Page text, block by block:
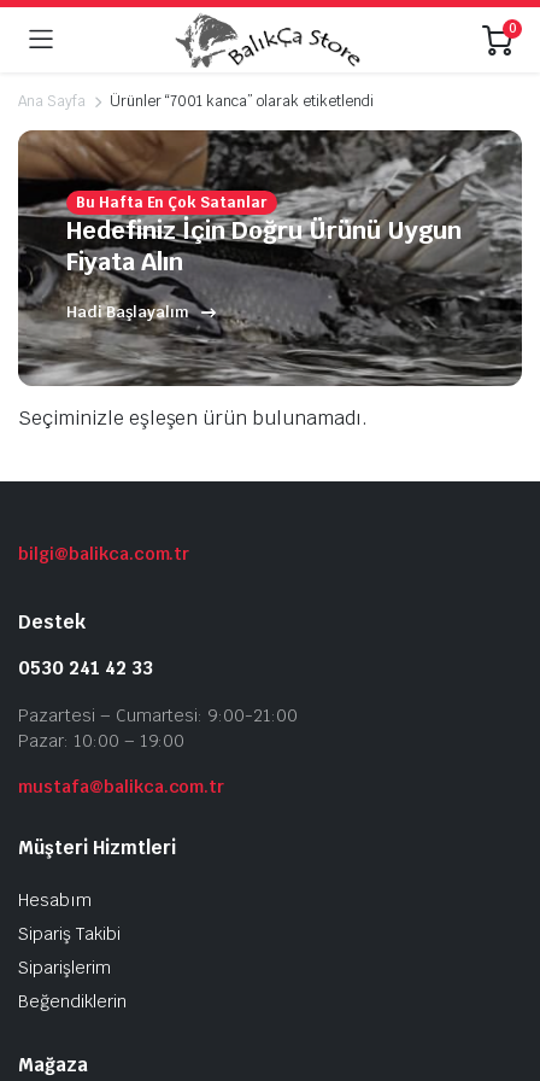
0
Ana Sayfa Ürünler “7001 kanca” olarak etiketlendi
Bu Hafta En Çok Satanlar
Hedefiniz İçin Doğru Ürünü Uygun
Fiyata Alın
Hadi Başlayalım
Seçiminizle eşleşen ürün bulunamadı.
bilgi@balikca.com.tr
Destek
0530 241 42 33
Pazartesi – Cumartesi: 9:00-21:00
Pazar: 10:00 – 19:00
mustafa@balikca.com.tr
Müşteri Hizmtleri
Hesabım
Sipariş Takibi
Siparişlerim
Beğendiklerin
Mağaza